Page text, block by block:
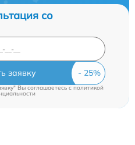
со
заявку
Вы соглашаетесь cполитикой